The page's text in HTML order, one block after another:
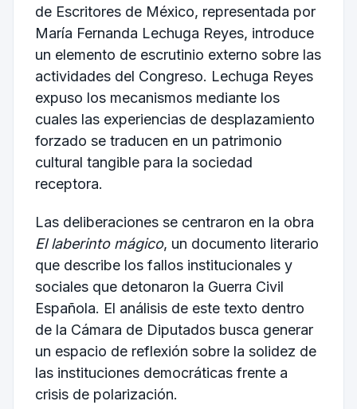
de Escritores de México, representada por
María Fernanda Lechuga Reyes, introduce
un elemento de escrutinio externo sobre las
actividades del Congreso. Lechuga Reyes
expuso los mecanismos mediante los
cuales las experiencias de desplazamiento
forzado se traducen en un patrimonio
cultural tangible para la sociedad
receptora.
Las deliberaciones se centraron en la obra
El laberinto mágico, un documento literario
que describe los fallos institucionales y
sociales que detonaron la Guerra Civil
Española. El análisis de este texto dentro
de la Cámara de Diputados busca generar
un espacio de reflexión sobre la solidez de
las instituciones democráticas frente a
crisis de polarización.